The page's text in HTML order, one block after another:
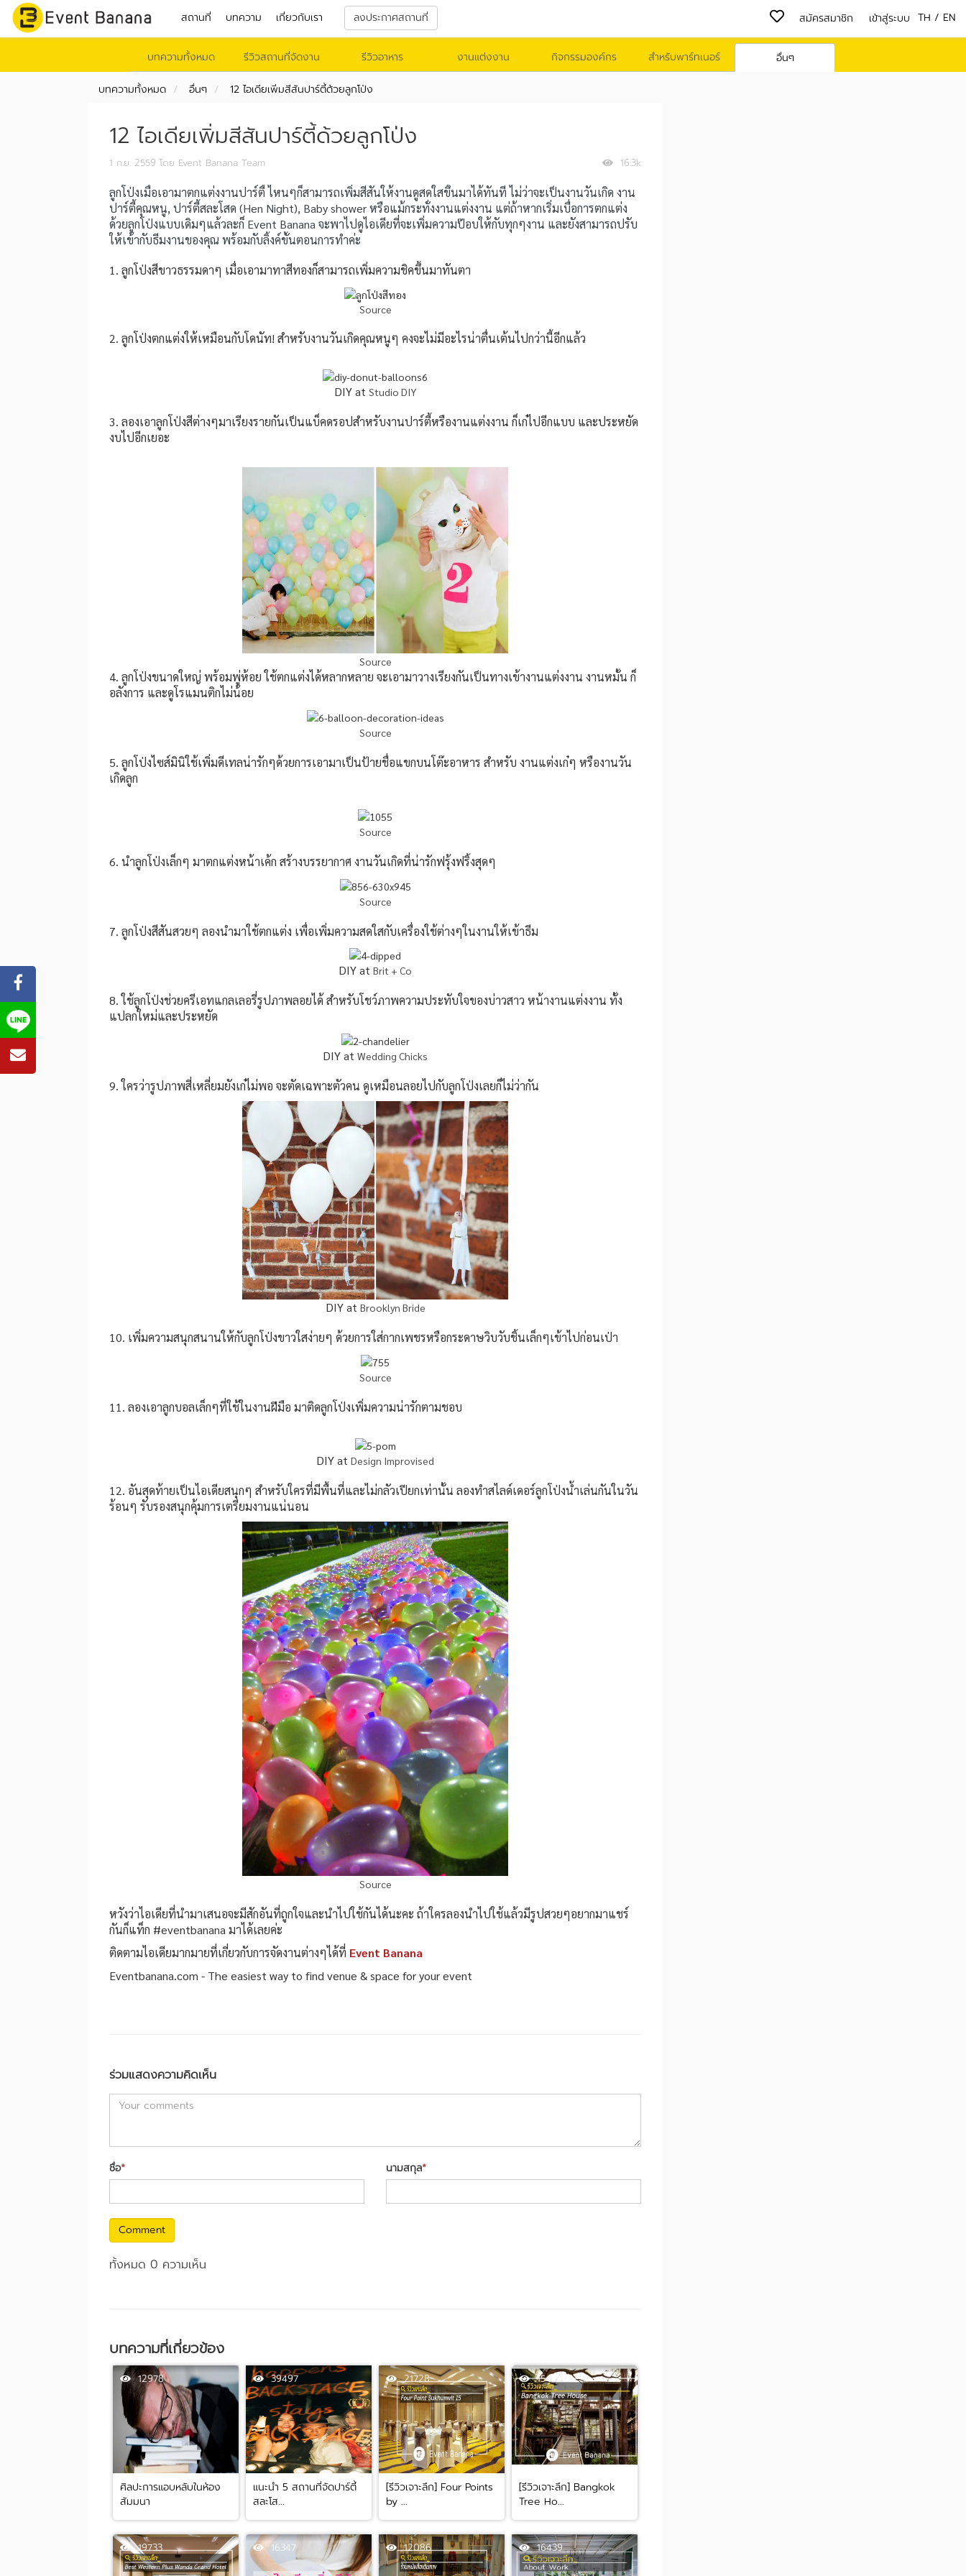
สถานที่ บทความ เกี่ยวกับเรา ลงประกาศสถานที่ TH / EN
สมัครสมาชิก เข้าสู่ระบบ
บทความทั้งหมด รีวิวสถานที่จัดงาน รีวิวอาหาร งานแต่งงาน กิจกรรมองค์กร สำหรับพาร์ทเนอร์ อื่นๆ
บทความทั้งหมด อื่นๆ 12 ไอเดียเพิ่มสีสันปาร์ตี้ด้วยลูกโป่ง
12 ไอเดียเพิ่มสีสันปาร์ตี้ด้วยลูกโป่ง
16.3k
1 ก.ย. 2559 โดย Event Banana Team
ลูกโป่งเมื่อเอามาตกแต่งงานปาร์ตี้ ไหนๆก็สามารถเพิ่มสีสันให้งานดูสดใสขึ้นมาได้ทันที ไม่ว่าจะเป็นงานวันเกิด งาน
ปาร์ตี้คุณหนู, ปาร์ตี้สละโสด (Hen Night), Baby shower หรือแม้กระทั่งงานแต่งงาน แต่ถ้าหากเริ่มเบื่อการตกแต่ง
ด้วยลูกโป่งแบบเดิมๆแล้วละก็ Event Banana จะพาไปดูไอเดียที่จะเพิ่มความป๊อบให้กับทุกๆงาน และยังสามารถปรับ
ให้เข้ากับธีมงานของคุณ พร้อมกับลิ้งค์ขั้นตอนการทำค่ะ
1. ลูกโป่งสีขาวธรรมดาๆ เมื่อเอามาทาสีทองก็สามารถเพิ่มความชิคขึ้นมาทันตา
Source
2. ลูกโป่งตกแต่งให้เหมือนกับโดนัท! สำหรับงานวันเกิดคุณหนูๆ คงจะไม่มีอะไรน่าตื่นเต้นไปกว่านี้อีกแล้ว
DIY at Studio DIY
3. ลองเอาลูกโป่งสีต่างๆมาเรียงรายกันเป็นแบ็คดรอปสำหรับงานปาร์ตี้หรืองานแต่งงาน ก็เก๋ไปอีกแบบ และประหยัด
งบไปอีกเยอะ
Source
4. ลูกโป่งขนาดใหญ่ พร้อมพู่ห้อย ใช้ตกแต่งได้หลากหลาย จะเอามาวางเรียงกันเป็นทางเข้างานแต่งงาน งานหมั้น ก็
อลังการ และดูโรแมนติกไม่น้อย
Source
5. ลูกโป่งไซส์มินิใช้เพิ่มดีเทลน่ารักๆด้วยการเอามาเป็นป้ายชื่อแขกบนโต๊ะอาหาร สำหรับ งานแต่งเก๋ๆ หรืองานวัน
เกิดลูก
Source
6. นำลูกโป่งเล็กๆ มาตกแต่งหน้าเค้ก สร้างบรรยากาศ งานวันเกิดที่น่ารักฟรุ้งฟริ้งสุดๆ
Source
7. ลูกโป่งสีสันสวยๆ ลองนำมาใช้ตกแต่ง เพื่อเพิ่มความสดใสกับเครื่องใช้ต่างๆในงานให้เข้าธีม
DIY at Brit + Co
8. ใช้ลูกโป่งช่วยครีเอทแกลเลอรี่รูปภาพลอยได้ สำหรับโชว์ภาพความประทับใจของบ่าวสาว หน้างานแต่งงาน ทั้ง
แปลกใหม่และประหยัด
DIY at Wedding Chicks
9. ใครว่ารูปภาพสี่เหลี่ยมยังเก๋ไม่พอ จะตัดเฉพาะตัวคน ดูเหมือนลอยไปกับลูกโป่งเลยก็ไม่ว่ากัน
DIY at Brooklyn Bride
10. เพิ่มความสนุกสนานให้กับลูกโป่งขาวใสง่ายๆ ด้วยการใส่กากเพชรหรือกระดาษวิบวับชิ้นเล็กๆเข้าไปก่อนเป่า
Source
11. ลองเอาลูกบอลเล็กๆที่ใช้ในงานฝีมือ มาติดลูกโป่งเพิ่มความน่ารักตามชอบ
DIY at Design Improvised
12. อันสุดท้ายเป็นไอเดียสนุกๆ สำหรับใครที่มีพื้นที่และไม่กลัวเปียกเท่านั้น ลองทำสไลด์เดอร์ลูกโป่งน้ำเล่นกันในวัน
ร้อนๆ รับรองสนุกคุ้มการเตรียมงานแน่นอน
Source
หวังว่าไอเดียที่นำมาเสนอจะมีสักอันที่ถูกใจและนำไปใช้กันได้นะคะ ถ้าใครลองนำไปใช้แล้วมีรูปสวยๆอยากมาแชร์
กันก็แท็ก #eventbanana มาได้เลยค่ะ
ติดตามไอเดียมากมายที่เกี่ยวกับการจัดงานต่างๆได้ที่ Event Banana
Eventbanana.com - The easiest way to find venue & space for your event
ร่วมแสดงความคิดเห็น
ชื่อ* นามสกุล*
Comment
ทั้งหมด 0 ความเห็น
บทความที่เกี่ยวข้อง
12978
ศิลปะการแอบหลับในห้อง
สัมมนา
39497
แนะนำ 5 สถานที่จัดปาร์ตี้
สละโส...
21728
[รีวิวเจาะลึก] Four Points
by ...
15457
[รีวิวเจาะลึก] Bangkok
Tree Ho...
19733 16347 12086 16439